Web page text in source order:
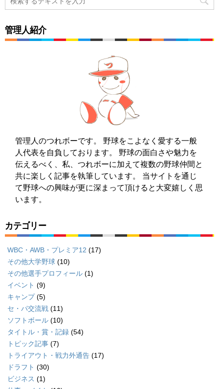
管理人紹介
管理人のつれボーです。 野球をこよなく愛する一般
人代表を自負しております。 野球の面白さや魅力を
伝えるべく、私、つれボーに加えて複数の野球仲間と
共に楽しく記事を執筆しています。 当サイトを通じ
て野球への興味が更に深まって頂けると大変嬉しく思
います。
カテゴリー
WBC・AWB・プレミア12 (17)
その他大学野球 (10)
その他選手プロフィール (1)
イベント (9)
キャンプ(5)
セ・パ交流戦 (11)
ソフトボール (10)
タイトル・賞・記録 (54)
トピック記事 (7)
トライアウト・戦力外通告 (17)
ドラフト (30)
ビジネス (1)